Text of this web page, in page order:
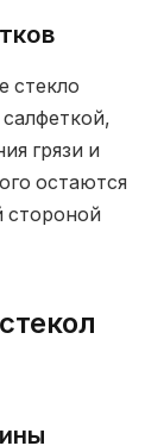
стекло
грязи и
остаются
стороной